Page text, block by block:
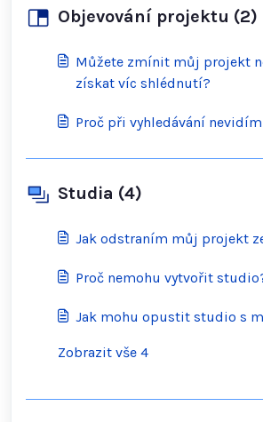
Objevování projektu (2)
Můžete zmínit můj projekt
získat víc shlédnutí?
Proč při vyhledávání
Studia (4)
Jak odstraním můj projekt
Proč nemohu vytvořit
Jak mohu opustit studio s
Zobrazit vše 4